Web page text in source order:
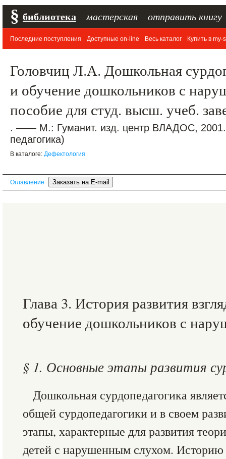
§ библиотека мастерская отправить книгу
Последние поступления Доступные on-line Весь каталог Купить в my-
Головчиц Л.А. Дошкольная
и обучение дошкольников с
пособие для студ. высш. учеб.
. —— М.: Гуманит. изд. центр ВЛАДОС,
педагогика)
В каталоге: Дефектология
Оглавление
Глава 3. История развития
обучение дошкольников с
§ 1. Основные этапы развития
Дошкольная сурдопедагогика
общей сурдопедагогики и в своем
этапы, характерные для развития
детей с нарушенным слухом.